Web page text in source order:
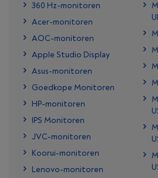
360 Hz-monitoren
Acer-monitoren
AOC-monitoren
Apple Studio Display
Asus-monitoren
Goedkope Monitoren
HP-monitoren
IPS Monitoren
JVC-monitoren
Koorui-monitoren
Lenovo-monitoren